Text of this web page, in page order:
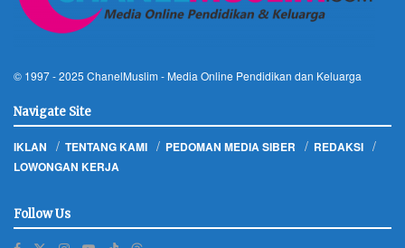
© 1997 - 2025 ChanelMuslim - Media Online Pendidikan dan Keluarga
Navigate Site
IKLAN TENTANG KAMI PEDOMAN MEDIA SIBER
REDAKSI
LOWONGAN KERJA
Follow Us